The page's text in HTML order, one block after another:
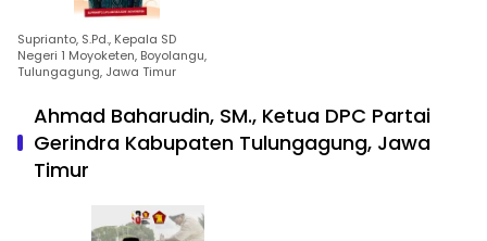
Suprianto, S.Pd., Kepala SD
Negeri 1 Moyoketen, Boyolangu,
Tulungagung, Jawa Timur
Ahmad Baharudin, SM., Ketua DPC Partai
Gerindra Kabupaten Tulungagung, Jawa
Timur